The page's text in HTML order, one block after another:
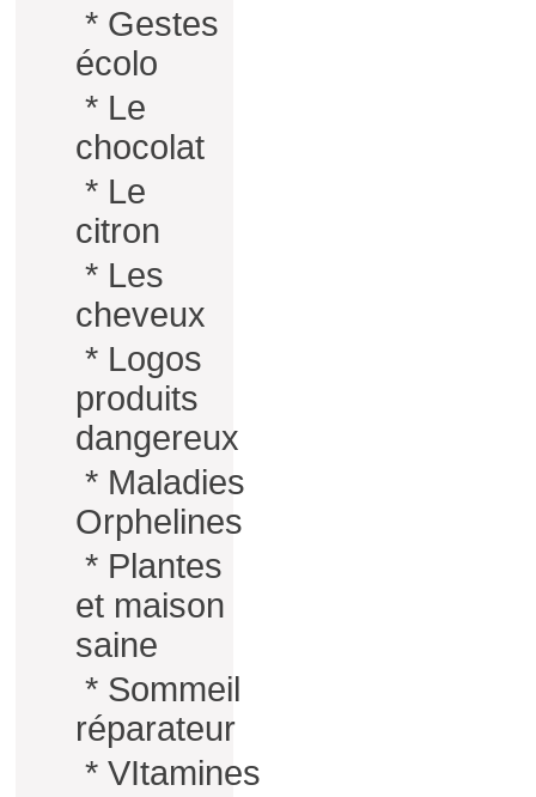
* Gestes
écolo
* Le
chocolat
* Le
citron
* Les
cheveux
* Logos
produits
dangereux
* Maladies
Orphelines
* Plantes
et maison
saine
* Sommeil
réparateur
* VItamines